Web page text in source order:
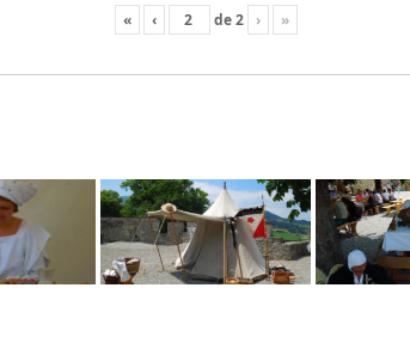
« ‹ de2 › »